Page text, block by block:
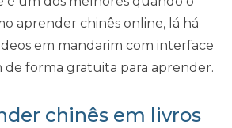
aprender chinês online, lá há
em mandarim com interface
de forma gratuita para aprender.
chinês em livros